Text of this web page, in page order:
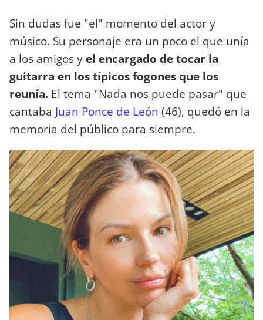
Sin dudas fue "el" momento del actor y
músico. Su personaje era un poco el que unía
a los amigos y el encargado de tocar la
guitarra en los típicos fogones que los
reunía. El tema "Nada nos puede pasar" que
cantaba Juan Ponce de León (46), quedó en la
memoria del público para siempre.